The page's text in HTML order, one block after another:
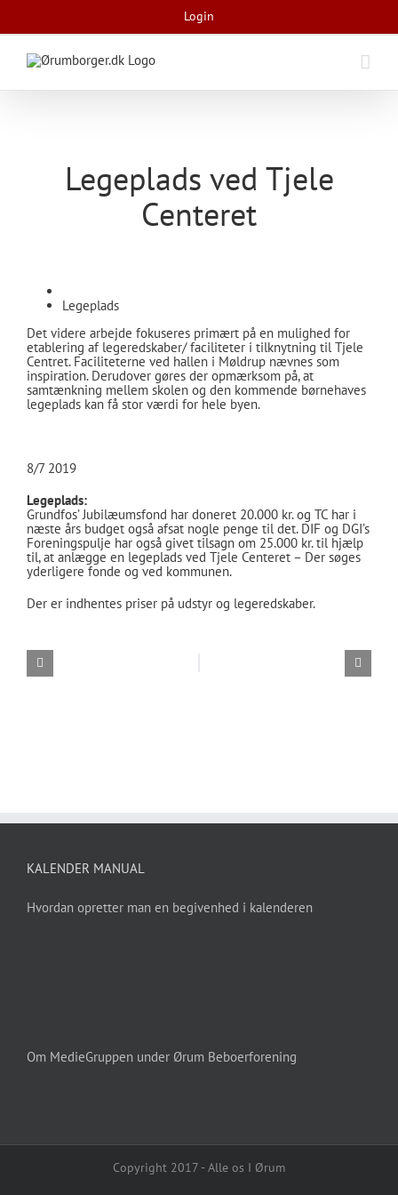
content
Login
Legeplads ved Tjele
Centeret
Legeplads
Det videre arbejde fokuseres primært på en mulighed for
etablering af legeredskaber/ faciliteter i tilknytning til Tjele
Centret. Faciliteterne ved hallen i Møldrup nævnes som
inspiration. Derudover gøres der opmærksom på, at
samtænkning mellem skolen og den kommende børnehaves
legeplads kan få stor værdi for hele byen.
8/7 2019
Legeplads:
Grundfos’ Jubilæumsfond har doneret 20.000 kr. og TC har i
næste års budget også afsat nogle penge til det. DIF og DGI’s
Foreningspulje har også givet tilsagn om 25.000 kr. til hjælp
til, at anlægge en legeplads ved Tjele Centeret – Der søges
yderligere fonde og ved kommunen.
Der er indhentes priser på udstyr og legeredskaber.
KALENDER MANUAL
Hvordan opretter man en begivenhed i kalenderen
Om MedieGruppen under Ørum Beboerforening
Copyright 2017 - Alle os I Ørum